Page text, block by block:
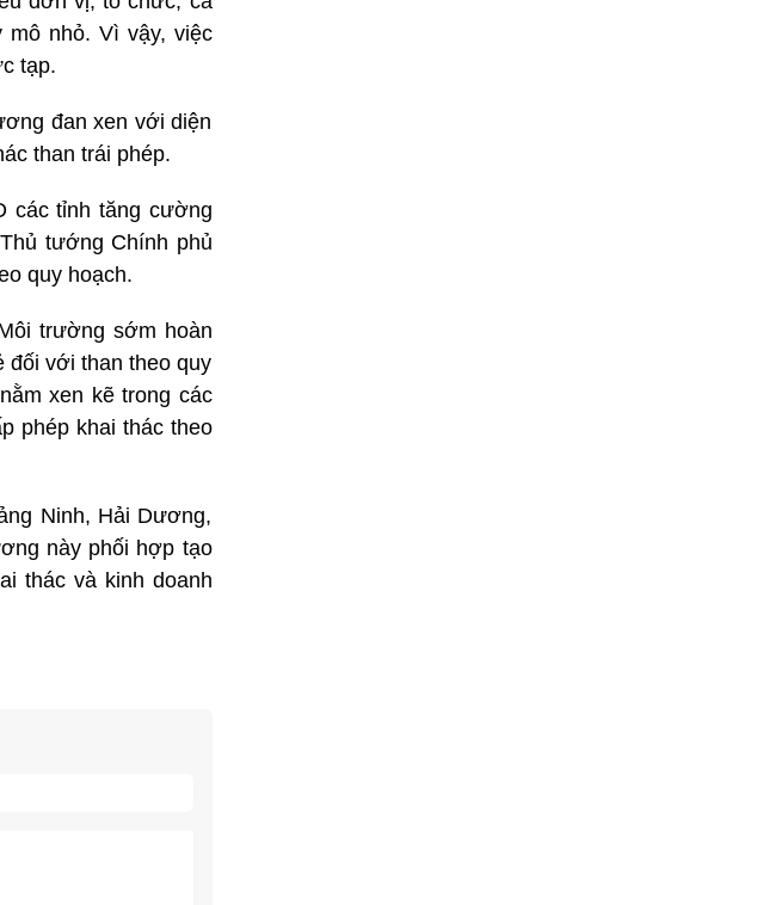
mô nhỏ. Vì vậy, việc
tạp.
đan xen với diện
than trái phép.
các tỉnh tăng cường
tướng Chính phủ
quy hoạch.
trường sớm hoàn
đối với than theo quy
xen kẽ trong các
phép khai thác theo
Ninh, Hải Dương,
này phối hợp tạo
thác và kinh doanh